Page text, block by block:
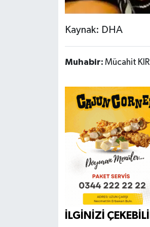
Kaynak: DHA
Muhabir: Mücahit KIR